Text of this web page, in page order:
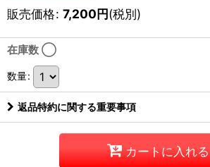
販売価格: 7,200円(税別)
在庫数 ◯
数量:
返品特約に関する重要事項
カートに入れる